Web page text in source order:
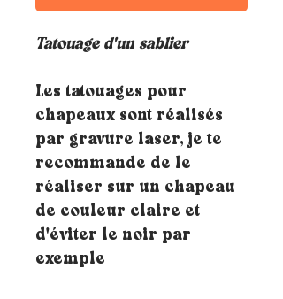
Tatouage d'un sablier
Les tatouages pour
chapeaux sont réalisés
par gravure laser, je te
recommande de le
réaliser sur un chapeau
de couleur claire et
d'éviter le noir par
exemple